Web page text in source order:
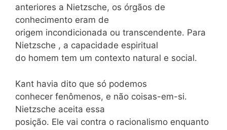
anteriores a Nietzsche, os órgãos de
conhecimento eram de
origem incondicionada ou transcendente. Para
Nietzsche , a capacidade espiritual
do homem tem um contexto natural e social.
Kant havia dito que só podemos
conhecer fenômenos, e não coisas-em-si.
Nietzsche aceita essa
posição. Ele vai contra o racionalismo enquanto